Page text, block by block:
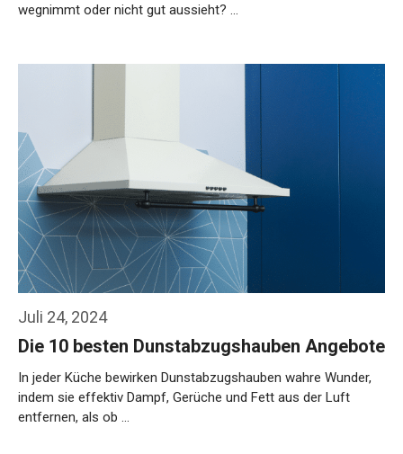
wegnimmt oder nicht gut aussieht? …
Juli 24, 2024
Die 10 besten Dunstabzugshauben Angebote
In jeder Küche bewirken Dunstabzugshauben wahre Wunder,
indem sie effektiv Dampf, Gerüche und Fett aus der Luft
entfernen, als ob …